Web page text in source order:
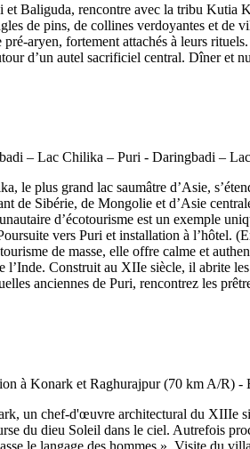
Baliguda, rencontre avec la tribu Kutia
de pins, de collines verdoyantes et
aryen, fortement attachés à leurs
d’un autel sacrificiel central. Dîner et
le plus grand lac saumâtre d’Asie,
de Sibérie, de Mongolie et d’Asie
d’écotourisme est un exemple
vers Puri et installation à l’hôtel.
de masse, elle offre calme et
l’Inde. Construit au XIIe siècle, il abrite
anciennes de Puri, rencontrez les
un chef-d'œuvre architectural du XIIIe
du dieu Soleil dans le ciel. Autrefois
le langage des hommes ». Visite du